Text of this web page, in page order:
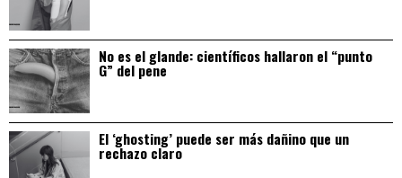
No es el glande: científicos hallaron el “punto
G” del pene
El ‘ghosting’ puede ser más dañino que un
rechazo claro